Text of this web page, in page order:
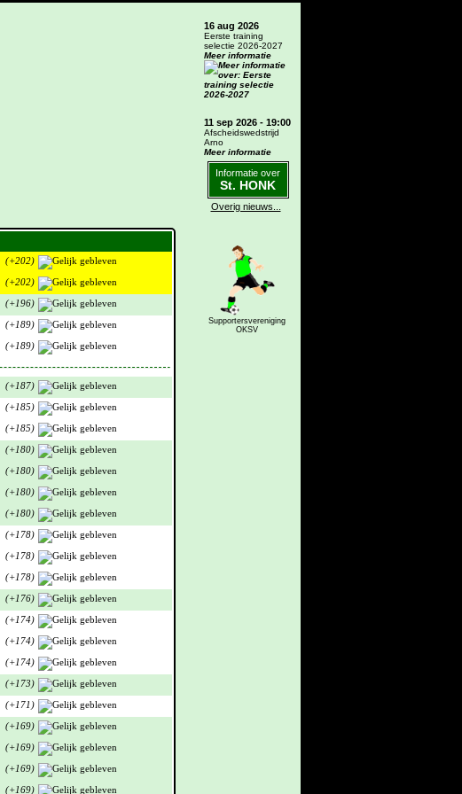
(+202)
(+202)
(+196)
(+189)
(+189)
(+187)
(+185)
(+185)
(+180)
(+180)
(+180)
(+180)
(+178)
(+178)
(+178)
(+176)
(+174)
(+174)
(+174)
(+173)
(+171)
(+169)
(+169)
(+169)
(+169)
16 aug 2026
Eerste training
selectie 2026-2027
Meer informatie
11 sep 2026 - 19:00
Afscheidswedstrijd
Arno
Meer informatie
Informatie over
St. HONK
Overig nieuws...
Supportersvereniging
OKSV